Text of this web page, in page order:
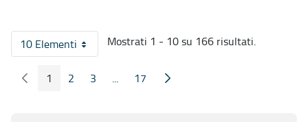
10 ElementiPer pagina
Mostrati 1 - 10 su 166 risultati.
Pagina Precedente
Pagina
1 Pagina
2 Pagina
3 ...
Pagine intermedie
Pagina
17 Pagina Seguente